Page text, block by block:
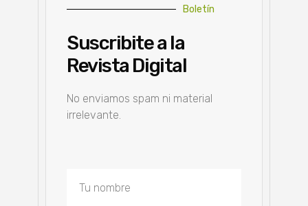
Boletín
Suscribite a la
Revista Digital
No enviamos spam ni material
irrelevante.